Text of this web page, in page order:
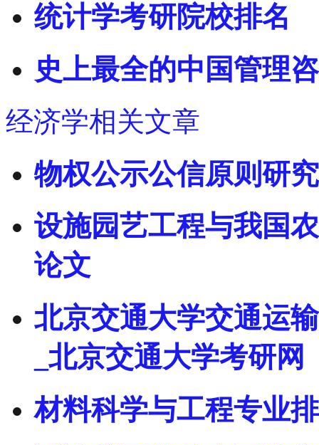
统计学考研院校排名
史上最全的中国管理
经济学相关文章
物权公示公信原则研
设施园艺工程与我国
论文
北京交通大学交通运
_北京交通大学考研网
材料科学与工程专业